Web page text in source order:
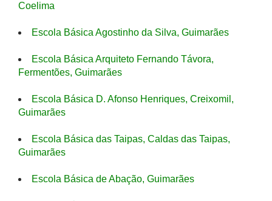
Coelima
Escola Básica Agostinho da Silva, Guimarães
Escola Básica Arquiteto Fernando Távora,
Fermentões, Guimarães
Escola Básica D. Afonso Henriques, Creixomil,
Guimarães
Escola Básica das Taipas, Caldas das Taipas,
Guimarães
Escola Básica de Abação, Guimarães